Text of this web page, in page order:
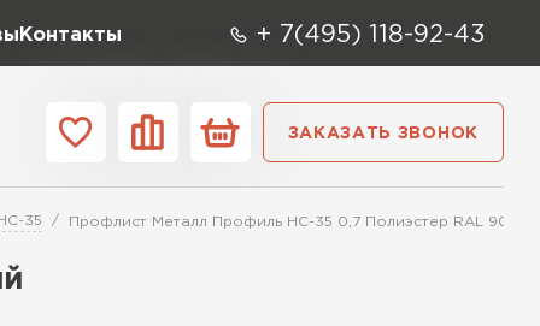
Контакты + 7(495) 118-92-43
Тип
ЗАКАЗАТЬ ЗВОНОК
НС-35 Профлист Металл Профиль НС-35 0,7 Полиэстер RAL 9003
Контакты